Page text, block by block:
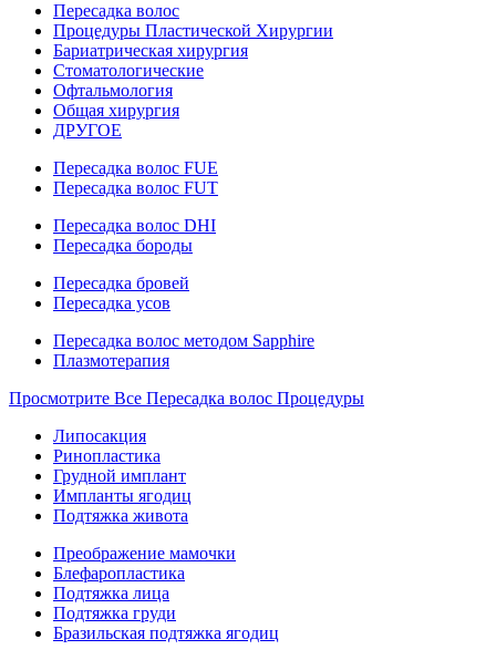
Пересадка волос
Процедуры Пластической Хирургии
Бариатрическая хирургия
Стоматологические
Офтальмология
Общая хирургия
ДРУГОЕ
Пересадка волос FUE
Пересадка волос FUT
Пересадка волос DHI
Пересадка бороды
Пересадка бровей
Пересадка усов
Пересадка волос методом Sapphire
Плазмотерапия
Просмотрите Все Пересадка волос Процедуры
Липосакция
Ринопластика
Грудной имплант
Импланты ягодиц
Подтяжка живота
Преображение мамочки
Блефаропластика
Подтяжка лица
Подтяжка груди
Бразильская подтяжка ягодиц